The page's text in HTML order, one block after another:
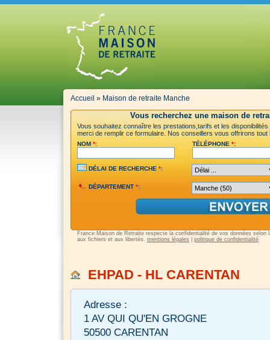
Accueil » Maison de retraite Manche
Vous recherchez une maison de
Vous souhaitez connaître les prestations,tarifs et les
merci de remplir ce formulaire. Nos conseillers vous offrirons
NOM *: TÉLÉPHONE *:
DÉLAI DE RECHERCHE *:
DÉPARTEMENT *:
France Maison de Retraite respecte la confidentialité de vos données selon
aux fichiers et aux libertés. mentions légales politique de confidentialité
EHPAD - HL CARENTAN
Adresse :
1 AV QUI QU'EN GROGNE
50500 CARENTAN